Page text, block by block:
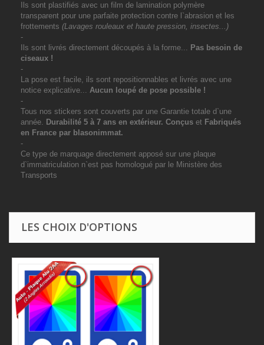
Ils sont plastifiés avec un film de lamination polymère
transparent pour une parfaite protection contre l`abrasion et les
frottements (Lavages rouleaux et haute pression, insectes...)
-
Ils sont livrés directement découpés à la forme... Pas besoin de
ciseaux !
-
La pose est facile, ils sont repositionnables et livrés avec une
notice explicative... Aucun loupé de pose possible !
-
Tous nos stickers sont couverts par une Garantie totale d`une
année. Durabilité 5 à 7 ans en extérieur. Conçus et Fabriqués
en France par blasonimmat.
-
Ce type de marquage directement apposé sur une plaque
d`immatriculation n`est pas homologué par le Ministère des
Transports
LES CHOIX D'OPTIONS